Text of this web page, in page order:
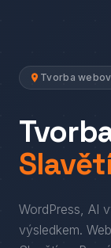
Tvorba
WordPress, AI
výsledkem.